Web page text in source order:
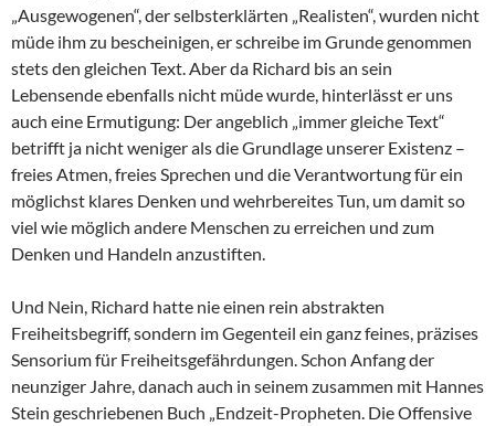
„Ausgewogenen“, der selbsterklärten „Realisten“, wurden nicht
müde ihm zu bescheinigen, er schreibe im Grunde genommen
stets den gleichen Text. Aber da Richard bis an sein
Lebensende ebenfalls nicht müde wurde, hinterlässt er uns
auch eine Ermutigung: Der angeblich „immer gleiche Text“
betrifft ja nicht weniger als die Grundlage unserer Existenz –
freies Atmen, freies Sprechen und die Verantwortung für ein
möglichst klares Denken und wehrbereites Tun, um damit so
viel wie möglich andere Menschen zu erreichen und zum
Denken und Handeln anzustiften.
Und Nein, Richard hatte nie einen rein abstrakten
Freiheitsbegriff, sondern im Gegenteil ein ganz feines, präzises
Sensorium für Freiheitsgefährdungen. Schon Anfang der
neunziger Jahre, danach auch in seinem zusammen mit Hannes
Stein geschriebenen Buch „Endzeit-Propheten. Die Offensive